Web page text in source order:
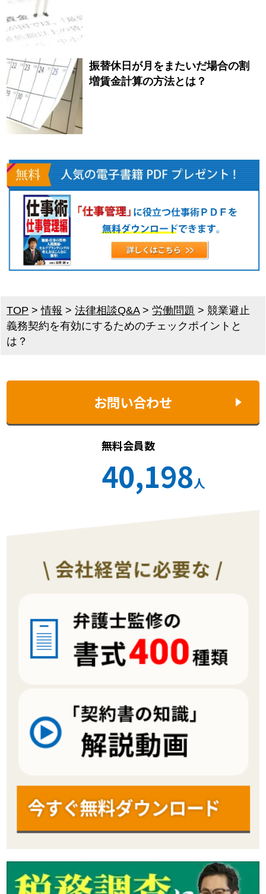
振替休日が月をまたいだ場合の割
増賃金計算の方法とは？
TOP >情報 >法律相談Q&A>労働問題 >競業避止
義務契約を有効にするためのチェックポイントと
は？
お問い合わせ
無料会員数
40,198人